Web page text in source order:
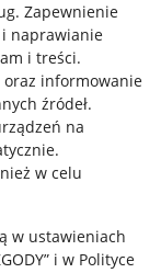
. Zapewnienie
i naprawianie
i treści.
oraz informowanie
źródeł.
na
.
w celu
w ustawieniach
i w Polityce